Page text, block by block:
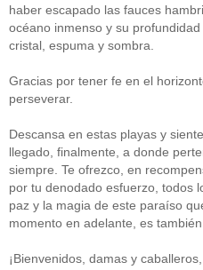
haber escapado las fauces
océano inmenso y su
cristal, espuma y sombra.
Gracias por tener fe en el
perseverar.
Descansa en estas playas y
llegado, finalmente, a donde
siempre. Te ofrezco, en
por tu denodado esfuerzo, todos
paz y la magia de este paraíso
momento en adelante, es también
¡Bienvenidos, damas y